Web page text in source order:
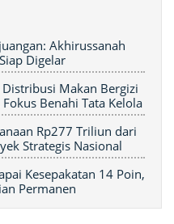
Akhirussanah
Digelar
Makan Bergizi
Benahi Tata Kelola
Rp277 Triliun dari
Strategis Nasional
Kesepakatan 14 Poin,
Permanen